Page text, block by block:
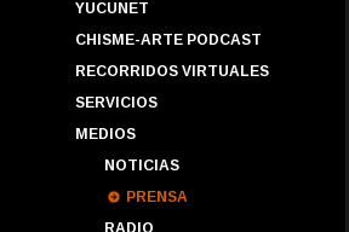
YUCUNET
CHISME-ARTE PODCAST
RECORRIDOS VIRTUALES
SERVICIOS
MEDIOS
NOTICIAS
PRENSA
RADIO